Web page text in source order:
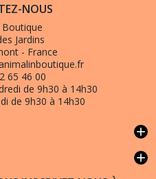
NOUS
Jardins
- France
65 46 00
de 9h30 à 14h30
de 9h30 à 14h30
add
add